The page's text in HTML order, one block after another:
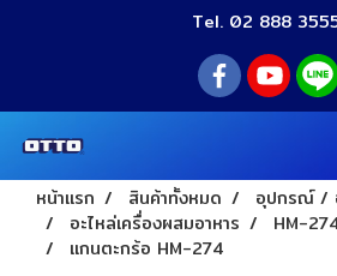
Tel. 02 888
หน้าแรก สินค้าทั้งหมด
อุปกรณ์ /
อะไหล่เครื่องผสมอาหาร
HM-
แกนตะกร้อ HM-274